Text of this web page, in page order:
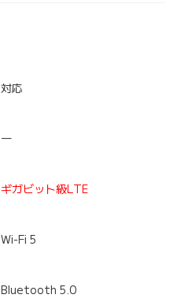
対応
―
ギガビット級LTE
Wi-Fi 5
Bluetooth 5.0